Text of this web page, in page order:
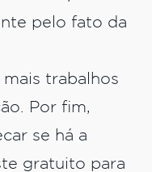
pelo fato da
trabalhos
Por fim,
se há a
gratuito para